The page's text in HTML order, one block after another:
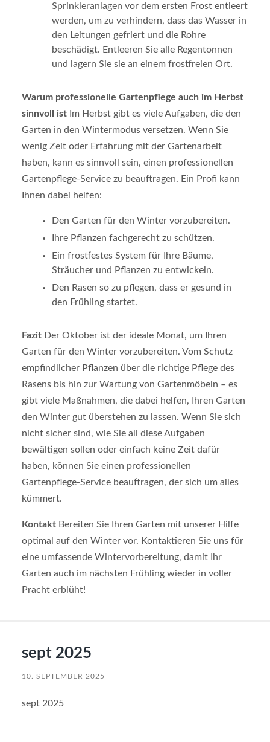
Sprinkleranlagen vor dem ersten Frost entleert
werden, um zu verhindern, dass das Wasser in
den Leitungen gefriert und die Rohre
beschädigt. Entleeren Sie alle Regentonnen
und lagern Sie sie an einem frostfreien Ort.
Warum professionelle Gartenpflege auch im Herbst
sinnvoll istIm Herbst gibt es viele Aufgaben, die den
Garten in den Wintermodus versetzen. Wenn Sie
wenig Zeit oder Erfahrung mit der Gartenarbeit
haben, kann es sinnvoll sein, einen professionellen
Gartenpflege-Service zu beauftragen. Ein Profi kann
Ihnen dabei helfen:
Den Garten für den Winter vorzubereiten.
Ihre Pflanzen fachgerecht zu schützen.
Ein frostfestes System für Ihre Bäume,
Sträucher und Pflanzen zu entwickeln.
Den Rasen so zu pflegen, dass er gesund in
den Frühling startet.
FazitDer Oktober ist der ideale Monat, um Ihren
Garten für den Winter vorzubereiten. Vom Schutz
empfindlicher Pflanzen über die richtige Pflege des
Rasens bis hin zur Wartung von Gartenmöbeln – es
gibt viele Maßnahmen, die dabei helfen, Ihren Garten
den Winter gut überstehen zu lassen. Wenn Sie sich
nicht sicher sind, wie Sie all diese Aufgaben
bewältigen sollen oder einfach keine Zeit dafür
haben, können Sie einen professionellen
Gartenpflege-Service beauftragen, der sich um alles
kümmert.
KontaktBereiten Sie Ihren Garten mit unserer Hilfe
optimal auf den Winter vor. Kontaktieren Sie uns für
eine umfassende Wintervorbereitung, damit Ihr
Garten auch im nächsten Frühling wieder in voller
Pracht erblüht!
sept 2025
10. SEPTEMBER 2025
sept 2025